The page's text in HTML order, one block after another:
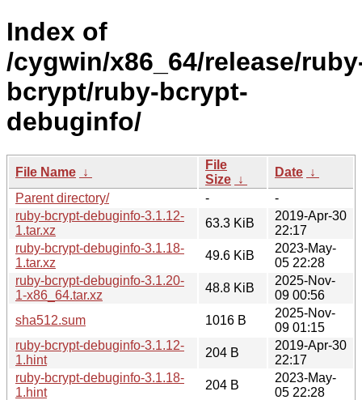
Index of
/cygwin/x86_64/release/
bcrypt/ruby-bcrypt-
debuginfo/
File Name ↓
File
Size ↓
Date ↓
Parent directory/
-
-
ruby-bcrypt-debuginfo-3.1.12-
1.tar.xz
63.3 KiB
2019-Apr-30
22:17
ruby-bcrypt-debuginfo-3.1.18-
1.tar.xz
49.6 KiB
2023-May-
05 22:28
ruby-bcrypt-debuginfo-3.1.20-
1-x86_64.tar.xz
48.8 KiB
2025-Nov-
09 00:56
sha512.sum
1016 B
2025-Nov-
09 01:15
ruby-bcrypt-debuginfo-3.1.12-
1.hint
204 B
2019-Apr-30
22:17
ruby-bcrypt-debuginfo-3.1.18-
1.hint
204 B
2023-May-
05 22:28